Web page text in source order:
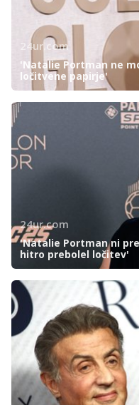
24ur.com
'Natalie Portman ne
ločitvene papirje'
24ur.com
'Natalie Portman ni
hitro prebolel ločitev'